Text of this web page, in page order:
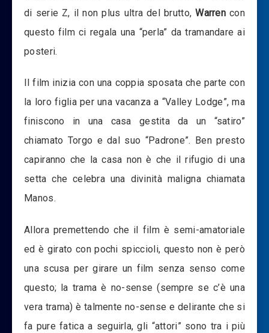
di serie Z, il non plus ultra del brutto,Warren con
questo film ci regala una “perla” da tramandare ai
posteri.
Il film inizia con una coppia sposata che parte con
la loro figlia per una vacanza a “Valley Lodge”, ma
finiscono in una casa gestita da un “satiro”
chiamato Torgo e dal suo “Padrone”. Ben presto
capiranno che la casa non è che il rifugio di una
setta che celebra una divinità maligna chiamata
Manos.
Allora premettendo che il film è semi-amatoriale
ed è girato con pochi spiccioli, questo non è però
una scusa per girare un film senza senso come
questo; la trama è no-sense (sempre se c’è una
vera trama) è talmente no-sense e delirante che si
fa pure fatica a seguirla, gli “attori” sono tra i più